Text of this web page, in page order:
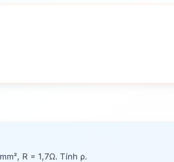
R = 1,7Ω. Tính ρ.